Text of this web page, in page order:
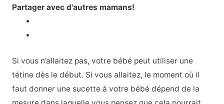
Partager avec d'autres mamans!
Si vous n’allaitez pas, votre bébé peut utiliser une
tétine dès le début. Si vous allaitez, le moment où il
faut donner une sucette à votre bébé dépend de la